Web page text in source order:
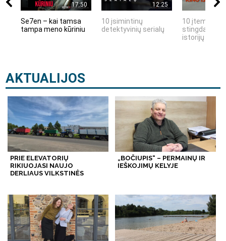
17:50
Se7en – kai tamsa
tampa meno kūriniu
12:25
10 įsimintinų
detektyvinių serialų
10 įtemptų,
stingdančių
istorijų
AKTUALIJOS
PRIE ELEVATORIŲ
RIKIUOJASI NAUJO
DERLIAUS VILKSTINĖS
„BOČIUPIS“ – PERMAINŲ IR
IEŠKOJIMŲ KELYJE